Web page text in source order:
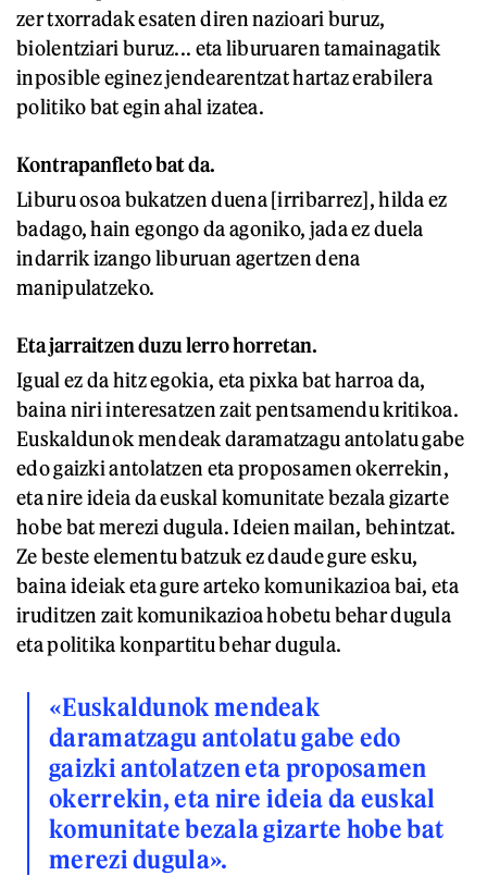
zer txorradak esaten diren nazioari buruz,
biolentziari buruz... eta liburuaren tamainagatik
inposible eginez jendearentzat hartaz erabilera
politiko bat egin ahal izatea.
Kontrapanfleto bat da.
Liburu osoa bukatzen duena [irribarrez], hilda ez
badago, hain egongo da agoniko, jada ez duela
indarrik izango liburuan agertzen dena
manipulatzeko.
Eta jarraitzen duzu lerro horretan.
Igual ez da hitz egokia, eta pixka bat harroa da,
baina niri interesatzen zait pentsamendu kritikoa.
Euskaldunok mendeak daramatzagu antolatu gabe
edo gaizki antolatzen eta proposamen okerrekin,
eta nire ideia da euskal komunitate bezala gizarte
hobe bat merezi dugula. Ideien mailan, behintzat.
Ze beste elementu batzuk ez daude gure esku,
baina ideiak eta gure arteko komunikazioa bai, eta
iruditzen zait komunikazioa hobetu behar dugula
eta politika konpartitu behar dugula.
«Euskaldunok mendeak
daramatzagu antolatu gabe edo
gaizki antolatzen eta proposamen
okerrekin, eta nire ideia da euskal
komunitate bezala gizarte hobe bat
merezi dugula».